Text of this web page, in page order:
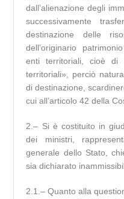
dall’alienazione degli
successivamente
destinazione delle
dell’originario
enti territoriali, cioè di
territoriali», perciò
di destinazione,
cui all’articolo 42 della
2.– Si è costituito in
dei ministri,
generale dello Stato,
sia dichiarato
2.1.– Quanto alla